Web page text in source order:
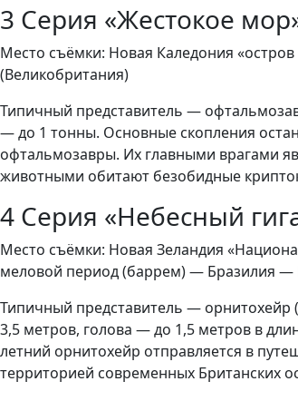
3 Серия «Жестокое
Место съёмки: Новая Каледония
(Великобритания)
Типичный представитель —
— до 1 тонны. Основные скопления
офтальмозавры. Их главными врагами
животными обитают безобидные
4 Серия «Небесный
Место съёмки: Новая Зеландия
меловой период (баррем) — Бразилия
Типичный представитель —
3,5 метров, голова — до 1,5 метров в
летний орнитохейр отправляется в
территорией современных Британских